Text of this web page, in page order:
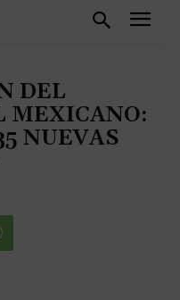
DEL
MEXICANO:
NUEVAS